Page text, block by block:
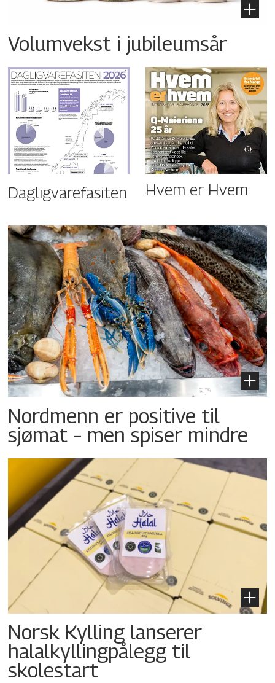
Volumvekst i jubileumsår
Dagligvarefasiten Hvem er Hvem
Nordmenn er positive til
sjømat – men spiser mindre
Norsk Kylling lanserer
halalkyllingpålegg til
skolestart